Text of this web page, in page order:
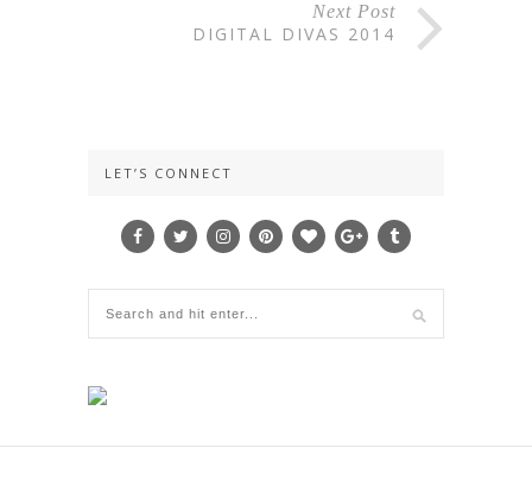
Next Post
DIGITAL DIVAS 2014
LET’S CONNECT